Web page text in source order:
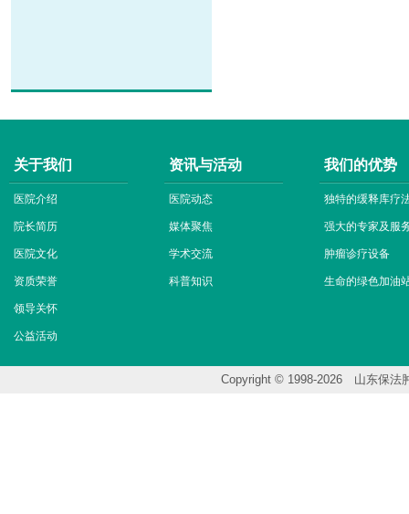
关于我们
医院介绍
院长简历
医院文化
资质荣誉
领导关怀
公益活动
资讯与活动
医院动态
媒体聚焦
学术交流
科普知识
我们的优势
独特的缓释库疗
强大的专家及服
肿瘤诊疗设备
生命的绿色加油
Copyright © 1998-2026 山东保法